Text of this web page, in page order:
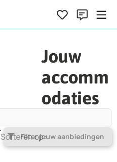
Jouw
accomm
odaties
Filter jouw aanbiedingen
Sorteren op Populariteit